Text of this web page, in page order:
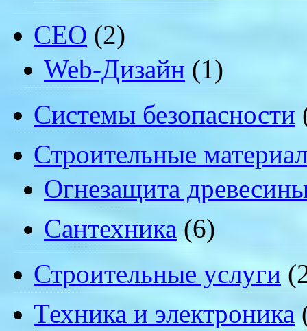
СЕО (2)
Web-Дизайн (1)
Системы безопасности
Строительные
Огнезащита
Сантехника (6)
Строительные услуги
Техника и электроника